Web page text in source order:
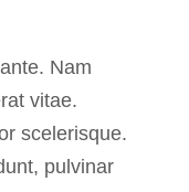
Nam
vitae.
scelerisque.
pulvinar